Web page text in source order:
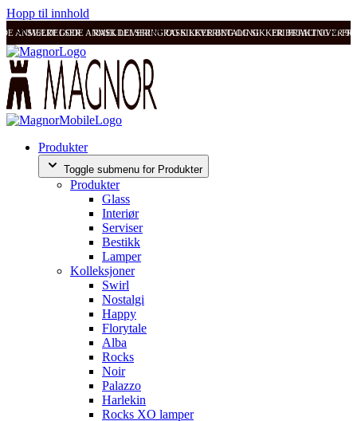
Hopp til innhold
ANMELDELSER RASK LEVERING OG SIKKER BETALING FRI FRAKT OVER
SVÆRT GODE ANMELDELSER RASK LEVERING OG SIKKER BETALING
Produkter
Toggle submenu for Produkter
Produkter
Glass
Interiør
Serviser
Bestikk
Lamper
Kolleksjoner
Swirl
Nostalgi
Happy
Florytale
Alba
Rocks
Noir
Palazzo
Harlekin
Rocks XO lamper